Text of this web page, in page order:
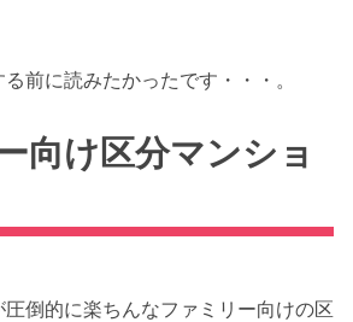
前に読みたかったです・・・。
向け区分マンショ
倒的に楽ちんなファミリー向けの区